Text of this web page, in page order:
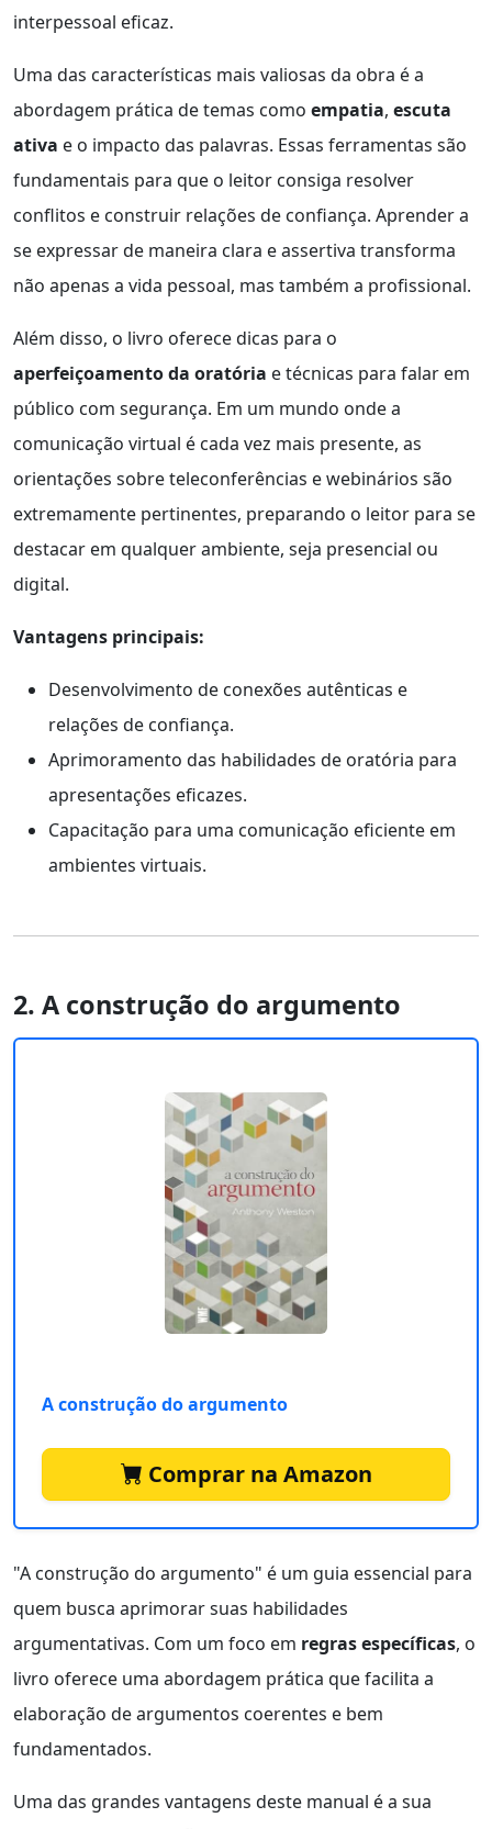
interpessoal eficaz.
Uma das características mais valiosas da obra é a
abordagem prática de temas como empatia, escuta
ativa e o impacto das palavras. Essas ferramentas são
fundamentais para que o leitor consiga resolver
conflitos e construir relações de confiança. Aprender a
se expressar de maneira clara e assertiva transforma
não apenas a vida pessoal, mas também a profissional.
Além disso, o livro oferece dicas para o
aperfeiçoamento da oratória e técnicas para falar em
público com segurança. Em um mundo onde a
comunicação virtual é cada vez mais presente, as
orientações sobre teleconferências e webinários são
extremamente pertinentes, preparando o leitor para se
destacar em qualquer ambiente, seja presencial ou
digital.
Vantagens principais:
Desenvolvimento de conexões autênticas e
relações de confiança.
Aprimoramento das habilidades de oratória para
apresentações eficazes.
Capacitação para uma comunicação eficiente em
ambientes virtuais.
2. A construção do argumento
A construção do argumento
Comprar na Amazon
"A construção do argumento" é um guia essencial para
quem busca aprimorar suas habilidades
argumentativas. Com um foco em regras específicas, o
livro oferece uma abordagem prática que facilita a
elaboração de argumentos coerentes e bem
fundamentados.
Uma das grandes vantagens deste manual é a sua